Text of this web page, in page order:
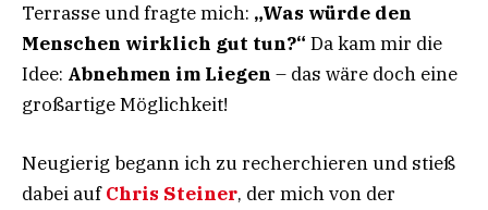
Terrasse und fragte mich: „Was würde den
Menschen wirklich gut tun?“ Da kam mir die
Idee: Abnehmen im Liegen – das wäre doch eine
großartige Möglichkeit!
Neugierig begann ich zu recherchieren und stieß
dabei aufChris Steiner, der mich von der